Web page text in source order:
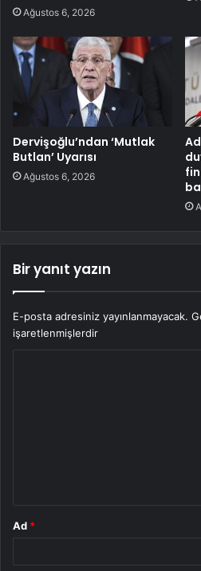
Ağustos 6, 2026
Dervişoğlu’ndan ‘Mutlak
Butlan’ Uyarısı
Ağustos 6, 2026
Bir yanıt yazın
E-posta adresiniz yayınlanmayacak.
işaretlenmişlerdir
Ad *